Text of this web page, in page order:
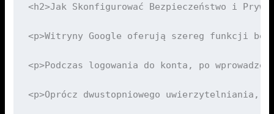
<h2>Jak Skonfigurować Bezpieczeństwo i
<p>Witryny Google oferują szereg funkcji
<p>Podczas logowania do konta, po
<p>Oprócz dwustopniowego